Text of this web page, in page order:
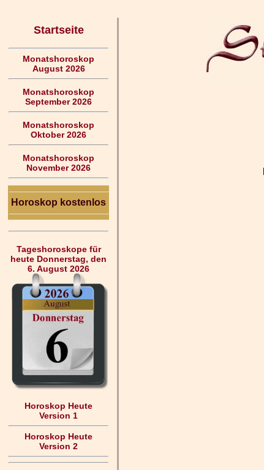
Startseite
Monatshoroskop
August 2026
Monatshoroskop
September 2026
Monatshoroskop
Oktober 2026
Monatshoroskop
November 2026
Horoskop kostenlos
Tageshoroskope für
heute Donnerstag, den
6. August 2026
Horoskop Heute
Version 1
Horoskop Heute
Version 2